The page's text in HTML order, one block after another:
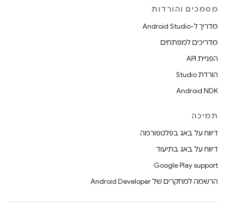
מסמכים והורדות
מדריך ל-Android Studio
מדריכים למפתחים
הפניית API
הורדת Studio
Android NDK
תמיכה
דיווח על באג בפלטפורמה
דיווח על באג בתיעוד
Google Play support
הרשמה למחקרים של Android Developer